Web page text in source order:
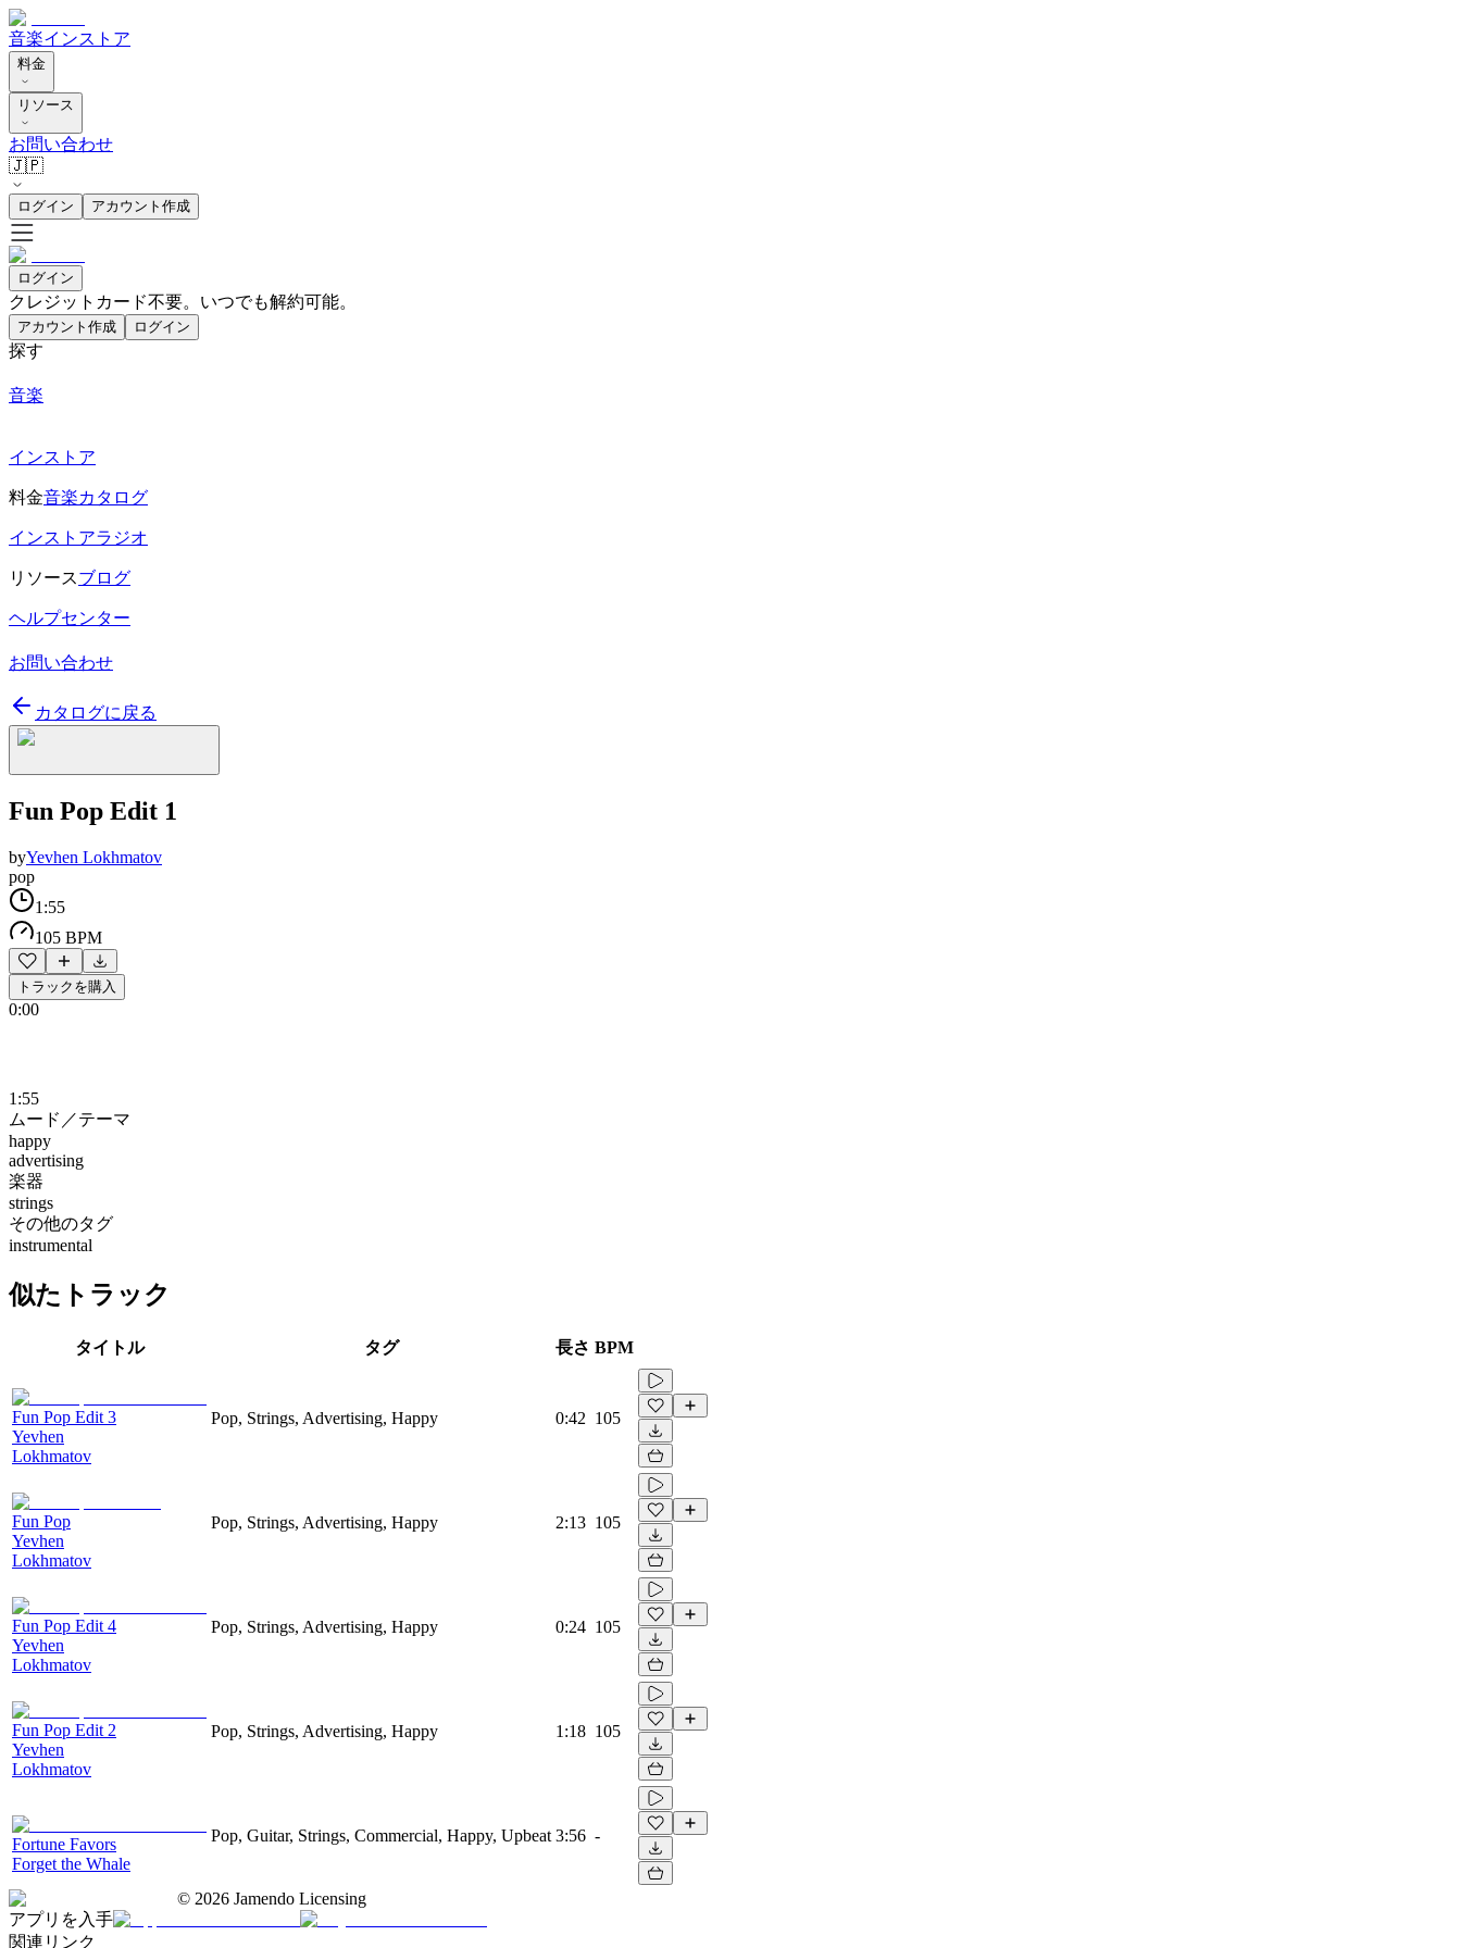
音楽インストア
料金
リソース
お問い合わせ
🇯🇵
ログイン アカウント作成
ログイン
クレジットカード不要。いつでも解約可能。
アカウント作成 ログイン
探す
音楽
インストア
料金音楽カタログ
インストアラジオ
リソースブログ
ヘルプセンター
お問い合わせ
カタログに戻る
Fun Pop Edit 1
byYevhen Lokhmatov
pop
1:55
105 BPM
トラックを購入
0:00
1:55
ムード／テーマ
happy
advertising
楽器
strings
その他のタグ
instrumental
似たトラック
タイトル タグ 長さ BPM
Fun Pop Edit 3
Yevhen
Lokhmatov
Pop, Strings, Advertising, Happy 0:42 105
Fun Pop
Yevhen
Lokhmatov
Pop, Strings, Advertising, Happy 2:13 105
Fun Pop Edit 4
Yevhen
Lokhmatov
Pop, Strings, Advertising, Happy 0:24 105
Fun Pop Edit 2
Yevhen
Lokhmatov
Pop, Strings, Advertising, Happy 1:18 105
Fortune Favors
Forget the Whale
Pop, Guitar, Strings, Commercial, Happy, Upbeat 3:56 -
© 2026 Jamendo Licensing
アプリを入手
関連リンク